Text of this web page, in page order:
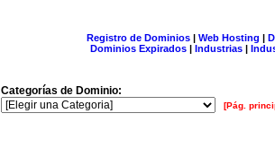
Registro de Dominios| Web Hosting |
Dominios Expirados | Industrias |
Categorías de Dominio:
[Pág.